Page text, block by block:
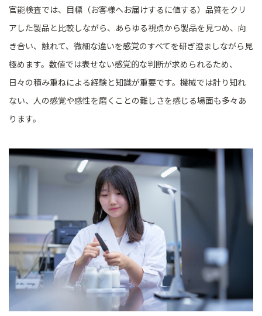
官能検査では、目標（お客様へお届けするに値する）品質をクリ
アした製品と比較しながら、あらゆる視点から製品を見つめ、向
き合い、触れて、微細な違いを感覚のすべてを研ぎ澄ましながら見
極めます。数値では表せない感覚的な判断が求められるため、
日々の積み重ねによる経験と知識が重要です。機械では計り知れ
ない、人の感覚や感性を磨くことの難しさを感じる場面も多々あ
ります。